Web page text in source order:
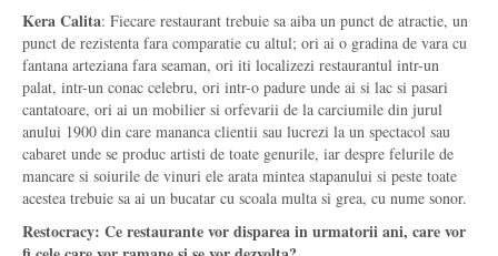
Kera Calita: Fiecare restaurant trebuie sa aiba un punct de atractie, un
punct de rezistenta fara comparatie cu altul; ori ai o gradina de vara cu
fantana arteziana fara seaman, ori iti localizezi restaurantul intr-un
palat, intr-un conac celebru, ori intr-o padure unde ai si lac si pasari
cantatoare, ori ai un mobilier si orfevarii de la carciumile din jurul
anului 1900 din care mananca clientii sau lucrezi la un spectacol sau
cabaret unde se produc artisti de toate genurile, iar despre felurile de
mancare si soiurile de vinuri ele arata mintea stapanului si peste toate
acestea trebuie sa ai un bucatar cu scoala multa si grea, cu nume sonor.
Restocracy: Ce restaurante vor disparea in urmatorii ani, care vor